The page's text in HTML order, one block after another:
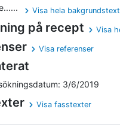
Visa hela
på recept Visa
Visa referenser
3/6/2019
Visa fasstexter